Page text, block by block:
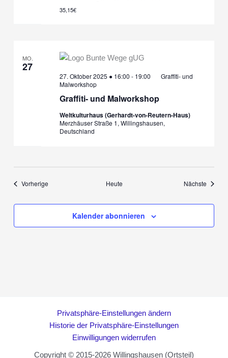
35,15€
MO.
27
Graffiti- und Malworkshop
27. Oktober 2025 ● 16:00 - 19:00
Graffiti- und
Malworkshop
Weltkulturhaus (Gerhardt-von-Reutern-Haus)
Merzhäuser Straße 1, Willingshausen,
Deutschland
Vorherige Heute Nächste
Kalender abonnieren
Privatsphäre-Einstellungen ändern
Historie der Privatsphäre-Einstellungen
Einwilligungen widerrufen
Copyright © 2015-2026 Willingshausen (Ortsteil)